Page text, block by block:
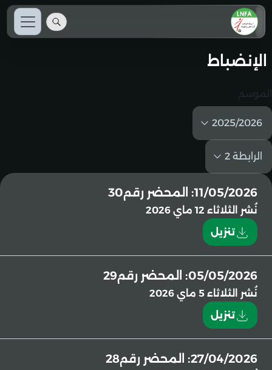
الإنضباط
2025/2026
الرابطة 2
11/05/2026: المحضر رقم30
نُشر
الثلاثاء 12 ماي 2026
تنزيل
05/05/2026: المحضر رقم29
نُشر
الثلاثاء 5 ماي 2026
تنزيل
27/04/2026: المحضر رقم28